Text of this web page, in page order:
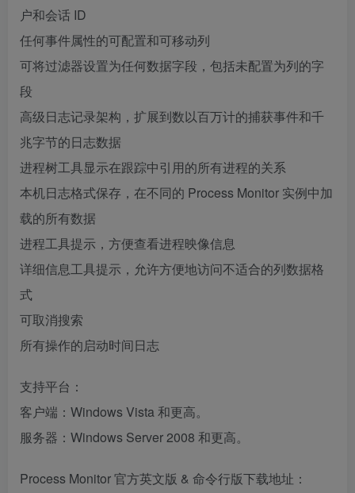
户和会话 ID
任何事件属性的可配置和可移动列
可将过滤器设置为任何数据字段，包括未配置为列的字
段
高级日志记录架构，扩展到数以百万计的捕获事件和千
兆字节的日志数据
进程树工具显示在跟踪中引用的所有进程的关系
本机日志格式保存，在不同的 Process Monitor 实例中加
载的所有数据
进程工具提示，方便查看进程映像信息
详细信息工具提示，允许方便地访问不适合的列数据格
式
可取消搜索
所有操作的启动时间日志
支持平台：
客户端：Windows Vista 和更高。
服务器：Windows Server 2008 和更高。
Process Monitor 官方英文版 & 命令行版下载地址：